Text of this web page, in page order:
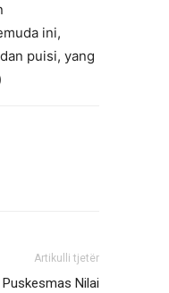
ini,
puisi, yang
Artikulli tjetër
Nilai